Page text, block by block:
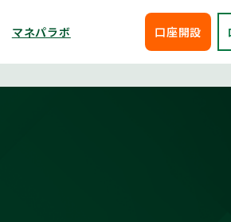
口座開設
マネパラボ